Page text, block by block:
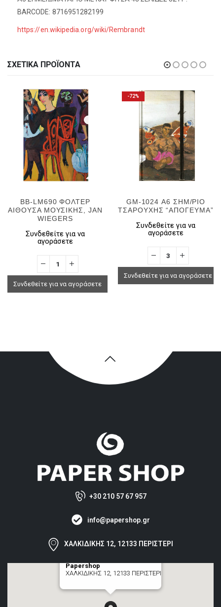
BARCODE: 8716951282199
https://en.wikipedia.org/wiki/Rembrandt
ΣΧΕΤΙΚΆ ΠΡΟΪΌΝΤΑ
BB-LM690 ΦΟΛΤΕΡ
ΑΙΘΟΥΣΑ ΜΟΥΣΙΚΗΣ, JAN
WIEGERS
Συνδεθείτε για να
αγοράσετε
Συνδεθείτε για να αγοράσετε
-72%
GM-1024 Α6 ΣΗΜ/ΡΙΟ
ΤΣΑΡΟΥΧΗΣ “ΑΠΟΓΕΥΜΑ”
Συνδεθείτε για να
αγοράσετε
Συνδεθείτε για να αγοράσετε
+30 210 57 67 957
info@papershop.gr
ΧΑΛΚΙΔΙΚΗΣ 12, 12133 ΠΕΡΙΣΤΕΡΙ
Papershop
ΧΑΛΚΙΔΙΚΗΣ 12, 12133 ΠΕΡΙΣΤΕΡΙ